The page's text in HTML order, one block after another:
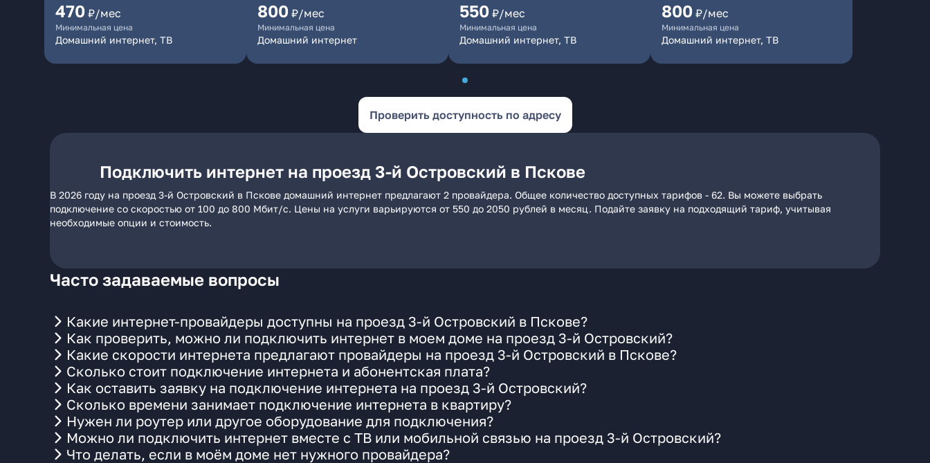
470 ₽/мес
Минимальная цена
Домашний интернет, ТВ
800 ₽/мес
Минимальная цена
Домашний интернет
550 ₽/мес
Минимальная цена
Домашний интернет, ТВ
800 ₽/мес
Минимальная цена
Домашний интернет, ТВ
Проверить доступность по адресу
Подключить интернет на проезд 3-й Островский в Пскове
В 2026 году на проезд 3-й Островский в Пскове домашний интернет предлагают 2 провайдера. Общее количество доступных тарифов - 62. Вы можете выбрать
подключение со скоростью от 100 до 800 Мбит/с. Цены на услуги варьируются от 550 до 2050 рублей в месяц. Подайте заявку на подходящий тариф, учитывая
необходимые опции и стоимость.
Часто задаваемые вопросы
Какие интернет-провайдеры доступны на проезд 3-й Островский в Пскове?
Как проверить, можно ли подключить интернет в моем доме на проезд 3-й Островский?
Какие скорости интернета предлагают провайдеры на проезд 3-й Островский в Пскове?
Сколько стоит подключение интернета и абонентская плата?
Как оставить заявку на подключение интернета на проезд 3-й Островский?
Сколько времени занимает подключение интернета в квартиру?
Нужен ли роутер или другое оборудование для подключения?
Можно ли подключить интернет вместе с ТВ или мобильной связью на проезд 3-й Островский?
Что делать, если в моём доме нет нужного провайдера?